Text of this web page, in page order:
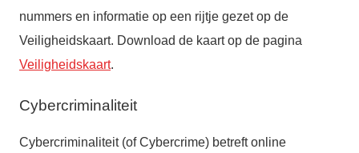
nummers en informatie op een rijtje gezet op de
Veiligheidskaart. Download de kaart op de pagina
Veiligheidskaart.
Cybercriminaliteit
Cybercriminaliteit (of Cybercrime) betreft online